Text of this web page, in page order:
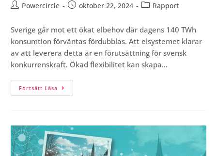
Powercircle oktober 22, 2024 Rapport
Sverige går mot ett ökat elbehov där dagens 140 TWh
konsumtion förväntas fördubblas. Att elsystemet klarar
av att leverera detta är en förutsättning för svensk
konkurrenskraft. Ökad flexibilitet kan skapa…
Fortsätt Läsa